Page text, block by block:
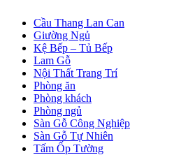
Cầu Thang Lan Can
Giường Ngủ
Kệ Bếp – Tủ Bếp
Lam Gỗ
Nội Thất Trang Trí
Phòng ăn
Phòng khách
Phòng ngủ
Sàn Gỗ Công Nghiệp
Sàn Gỗ Tự Nhiên
Tấm Ốp Tường